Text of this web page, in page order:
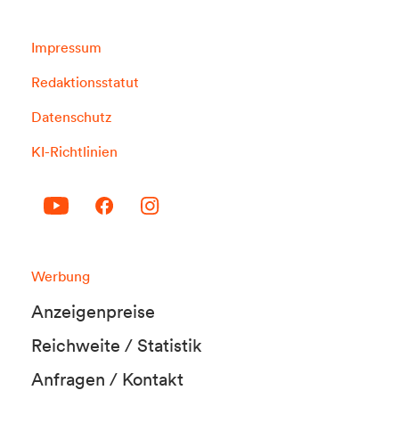
Impressum
Redaktionsstatut
Datenschutz
KI-Richtlinien
Werbung
Anzeigenpreise
Reichweite / Statistik
Anfragen / Kontakt